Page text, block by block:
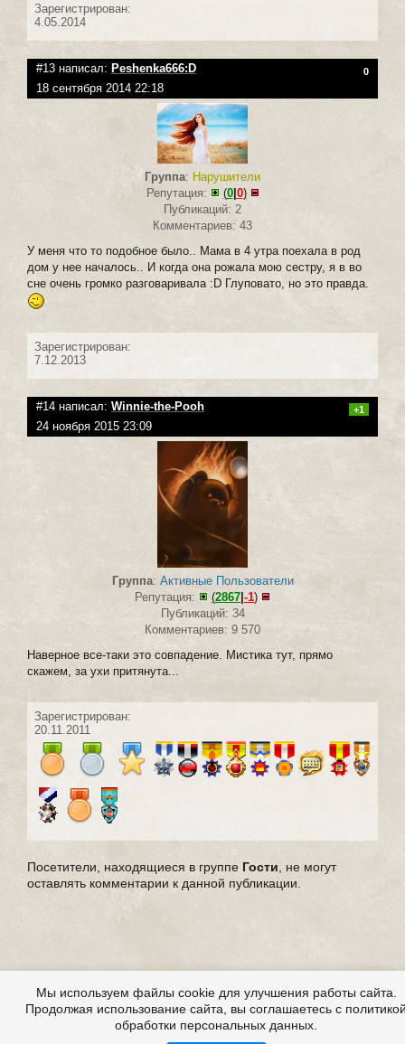
Зарегистрирован:
4.05.2014
#13 написал: Peshenka666:D 0
18 сентября 2014 22:18
Группа: Нарушители
Репутация:
(0|0)
Публикаций: 2
Комментариев: 43
У меня что то подобное было.. Мама в 4 утра поехала в род
дом у нее началось.. И когда она рожала мою сестру, я в во
сне очень громко разговаривала :D Глуповато, но это правда.
Зарегистрирован:
7.12.2013
#14 написал: Winnie-the-Pooh +1
24 ноября 2015 23:09
Группа: Активные Пользователи
Репутация:
(2867|-1)
Публикаций: 34
Комментариев: 9 570
Наверное все-таки это совпадение. Мистика тут, прямо
скажем, за ухи притянута...
Зарегистрирован:
20.11.2011
Посетители, находящиеся в группе Гости , не могут
оставлять комментарии к данной публикации.
Мы используем файлы cookie для улучшения работы сайта.
Продолжая использование сайта, вы соглашаетесь с
обработки персональных данных.